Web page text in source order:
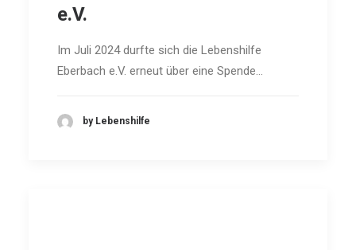
e.V.
Im Juli 2024 durfte sich die Lebenshilfe
Eberbach e.V. erneut über eine Spende…
by Lebenshilfe